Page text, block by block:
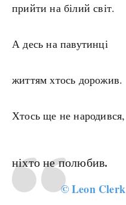
прийти на білий світ.
А десь на павутинці
життям хтось дорожив.
Хтось ще не народився,
ніхто не полюбив.
©Leon Clerk